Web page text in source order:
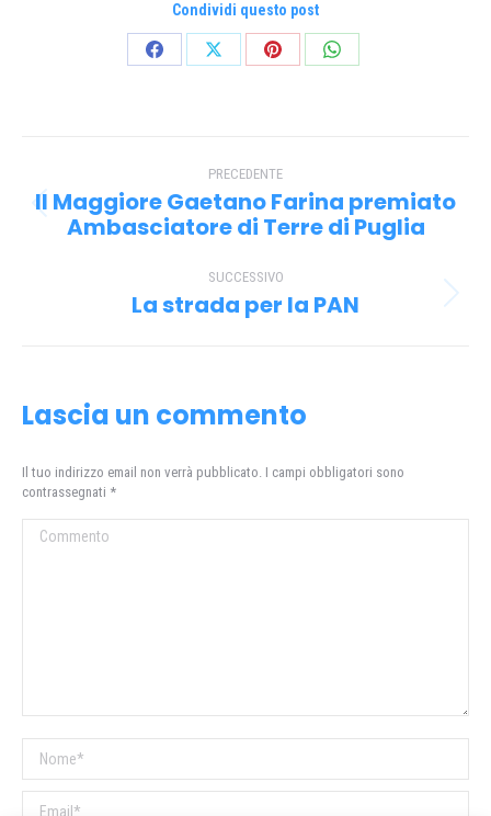
Condividi questo post
CondividiCondividiCondividiCondividi
tra PRECEDENTE
Post
precedente:
Il Maggiore Gaetano Farina premiato
Ambasciatore di Terre di Puglia
SUCCESSIVO
Prossimo
La strada per la PAN
Lascia un commento
Il tuo indirizzo email non verrà pubblicato. I campi obbligatori sono
contrassegnati *
Commento
Nome *
Email *